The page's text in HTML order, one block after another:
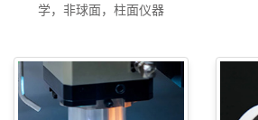
学，非球面，柱面仪器